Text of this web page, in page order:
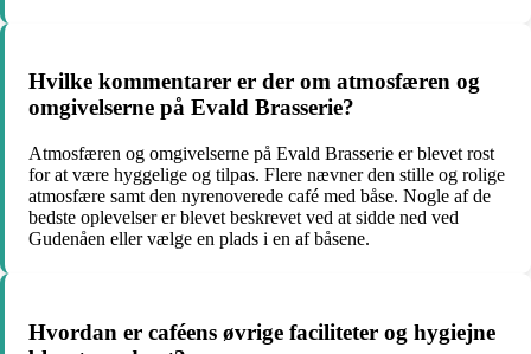
Hvilke kommentarer er der om atmosfæren og
omgivelserne på Evald Brasserie?
Atmosfæren og omgivelserne på Evald Brasserie er blevet rost
for at være hyggelige og tilpas. Flere nævner den stille og rolige
atmosfære samt den nyrenoverede café med båse. Nogle af de
bedste oplevelser er blevet beskrevet ved at sidde ned ved
Gudenåen eller vælge en plads i en af båsene.
Hvordan er caféens øvrige faciliteter og hygiejne